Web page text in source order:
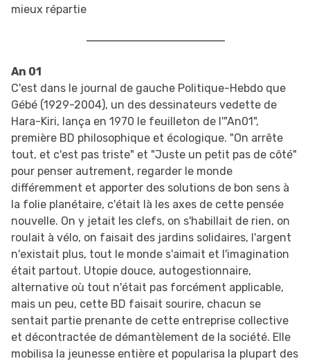
mieux répartie
An 01
C'est dans le journal de gauche Politique-Hebdo que
Gébé (1929-2004), un des dessinateurs vedette de
Hara-Kiri, lança en 1970 le feuilleton de l'"An01",
première BD philosophique et écologique. "On arrête
tout, et c'est pas triste" et "Juste un petit pas de côté"
pour penser autrement, regarder le monde
différemment et apporter des solutions de bon sens à
la folie planétaire, c'était là les axes de cette pensée
nouvelle. On y jetait les clefs, on s'habillait de rien, on
roulait à vélo, on faisait des jardins solidaires, l'argent
n'existait plus, tout le monde s'aimait et l'imagination
était partout. Utopie douce, autogestionnaire,
alternative où tout n'était pas forcément applicable,
mais un peu, cette BD faisait sourire, chacun se
sentait partie prenante de cette entreprise collective
et décontractée de démantèlement de la société. Elle
mobilisa la jeunesse entière et popularisa la plupart des